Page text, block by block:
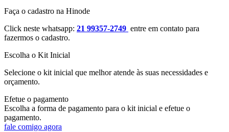
Faça o cadastro na Hinode
Click neste whatsapp: 21 99357-2749 entre em contato para
fazermos o cadastro.
Escolha o Kit Inicial
Selecione o kit inicial que melhor atende às suas necessidades e
orçamento.
Efetue o pagamento
Escolha a forma de pagamento para o kit inicial e efetue o
pagamento.
fale comigo agora